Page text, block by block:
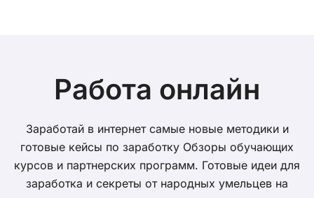
Работа онлайн
Заработай в интернет самые новые методики и
готовые кейсы по заработку Обзоры обучающих
курсов и партнерских программ. Готовые идеи для
заработка и секреты от народных умельцев на